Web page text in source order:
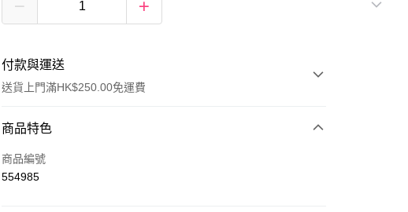
付款與運送
送貨上門滿HK$250.00免運費
付款方式
信用卡
商品特色
商品編號
554985